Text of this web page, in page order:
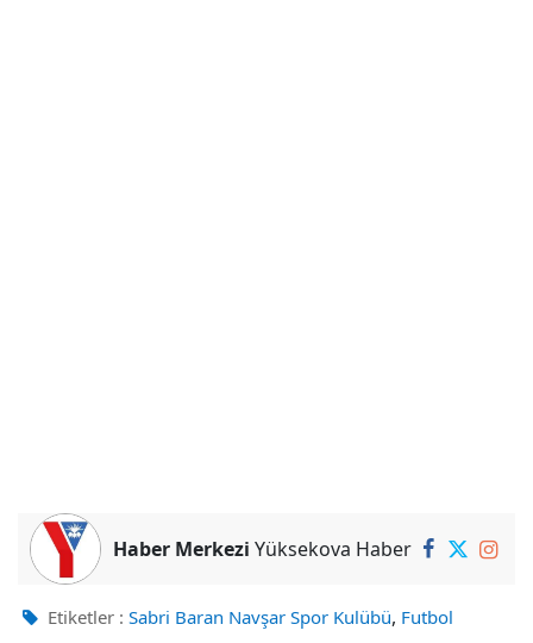
Haber Merkezi Yüksekova Haber
Etiketler : Sabri Baran Navşar Spor Kulübü, Futbol